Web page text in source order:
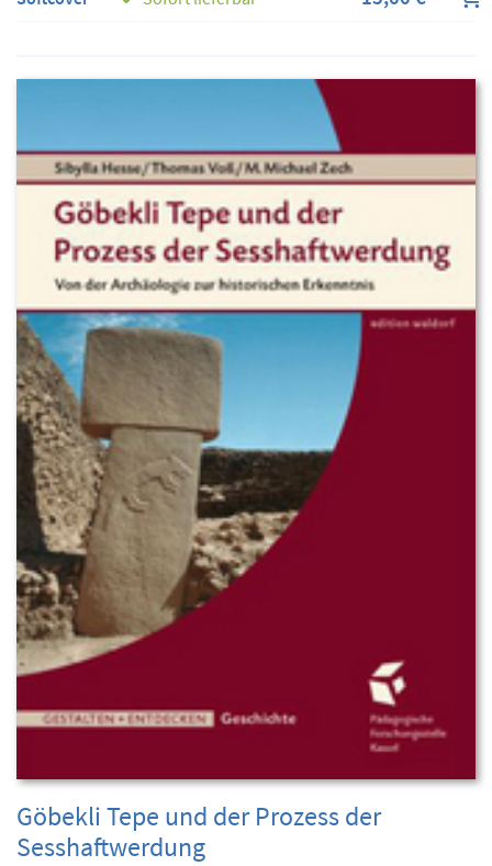
Göbekli Tepe und der Prozess der
Sesshaftwerdung